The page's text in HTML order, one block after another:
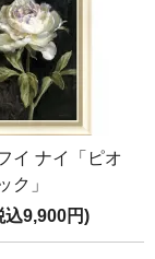
イ ナイ「ピオ
ク」
込9,900円)